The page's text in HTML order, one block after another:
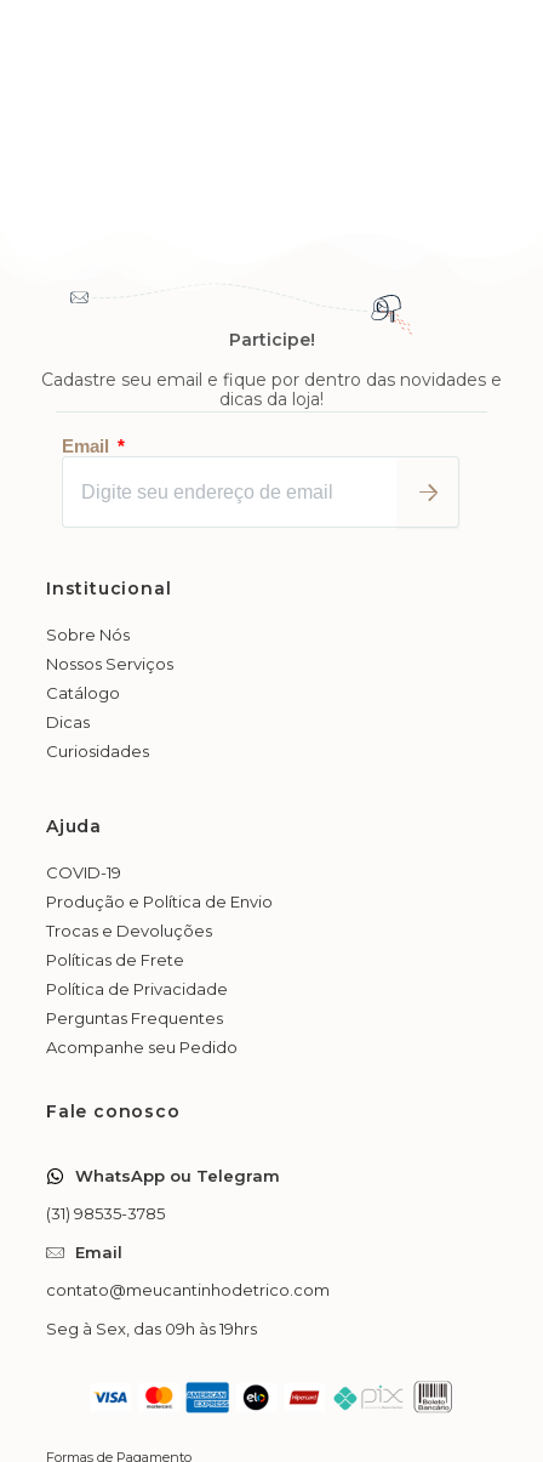
Participe!
Cadastre seu email e fique por dentro das novidades e
dicas da loja!
Email
Institucional
Sobre Nós
Nossos Serviços
Catálogo
Dicas
Curiosidades
Ajuda
COVID-19
Produção e Política de Envio
Trocas e Devoluções
Políticas de Frete
Política de Privacidade
Perguntas Frequentes
Acompanhe seu Pedido
Fale conosco
WhatsApp ou Telegram
(31) 98535-3785
Email
contato@meucantinhodetrico.com
Seg à Sex, das 09h às 19hrs
Formas de Pagamento